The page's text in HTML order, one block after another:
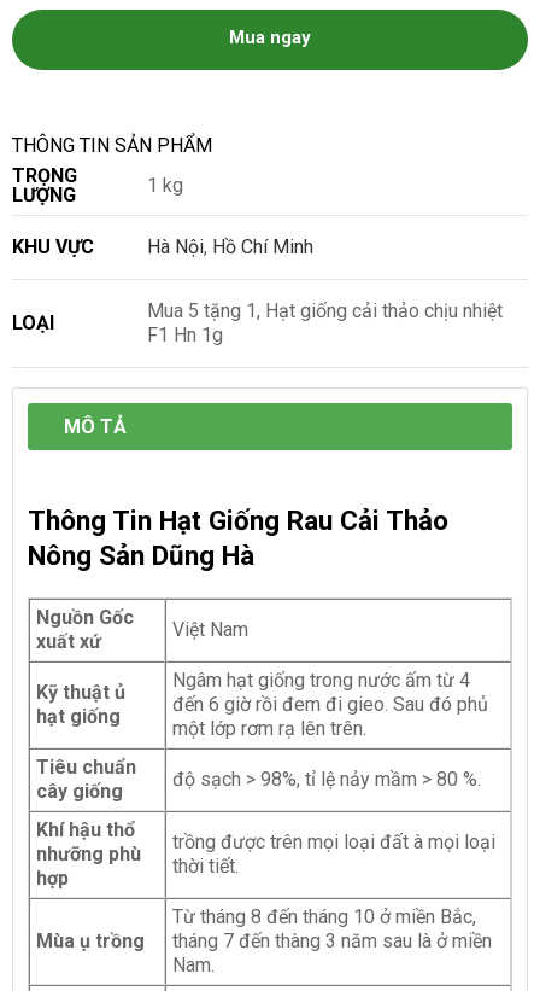
Mua ngay
THÔNG TIN SẢN PHẨM
TRỌNG
LƯỢNG
1 kg
KHU VỰC Hà Nội, Hồ Chí Minh
LOẠI
Mua 5 tặng 1, Hạt giống cải thảo chịu nhiệt
F1 Hn 1g
MÔ TẢ
Thông Tin Hạt Giống Rau Cải Thảo
Nông Sản Dũng Hà
Nguồn Gốc
xuất xứ
Việt Nam
Kỹ thuật ủ
hạt giống
Ngâm hạt giống trong nước ấm từ 4
đến 6 giờ rồi đem đi gieo. Sau đó phủ
một lớp rơm rạ lên trên.
Tiêu chuẩn
cây giống
độ sạch > 98%, tỉ lệ nảy mầm > 80 %.
Khí hậu thổ
nhưỡng phù
hợp
trồng được trên mọi loại đất à mọi loại
thời tiết.
Mùa ụ trồng
Từ tháng 8 đến tháng 10 ở miền Bắc,
tháng 7 đến thàng 3 năm sau là ở miền
Nam.